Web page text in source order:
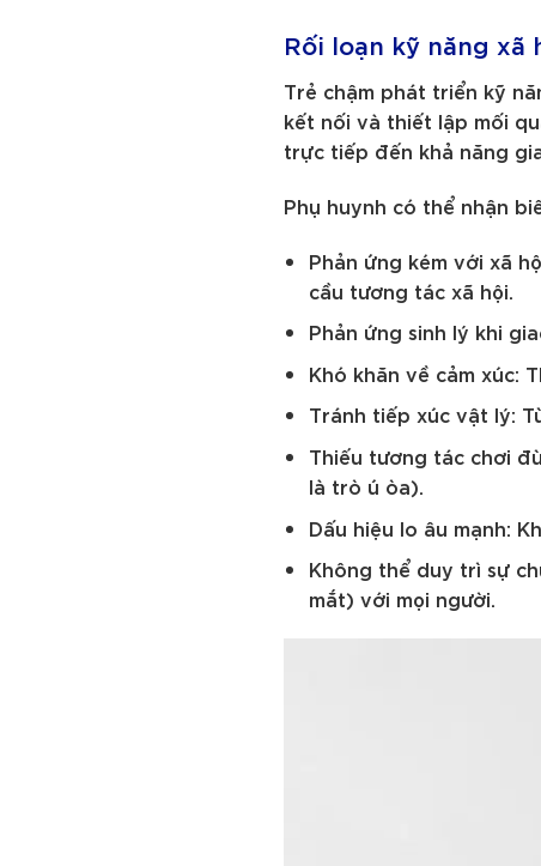
Rối loạn kỹ năng xã
Trẻ chậm phát triển kỹ
kết nối và thiết lập mối
trực tiếp đến khả năng
Phụ huynh có thể nhận
Phản ứng kém với xã
cầu tương tác xã hội.
Phản ứng sinh lý khi
Khó khăn về cảm xúc:
Tránh tiếp xúc vật lý:
Thiếu tương tác chơi
là trò ú òa).
Dấu hiệu lo âu mạnh:
Không thể duy trì sự
mắt) với mọi người.